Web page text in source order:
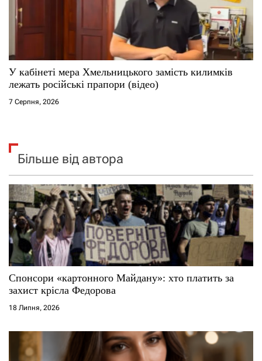
У кабінеті мера Хмельницького замість килимків
лежать російські прапори (відео)
7 Серпня, 2026
Більше від автора
Спонсори «картонного Майдану»: хто платить за
захист крісла Федорова
18 Липня, 2026